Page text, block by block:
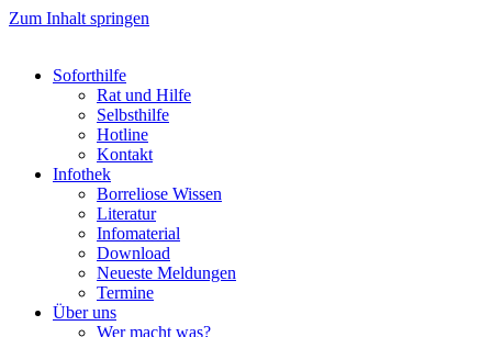
Zum Inhalt springen
Soforthilfe
Rat und Hilfe
Selbsthilfe
Hotline
Kontakt
Infothek
Borreliose Wissen
Literatur
Infomaterial
Download
Neueste Meldungen
Termine
Über uns
Wer macht was?